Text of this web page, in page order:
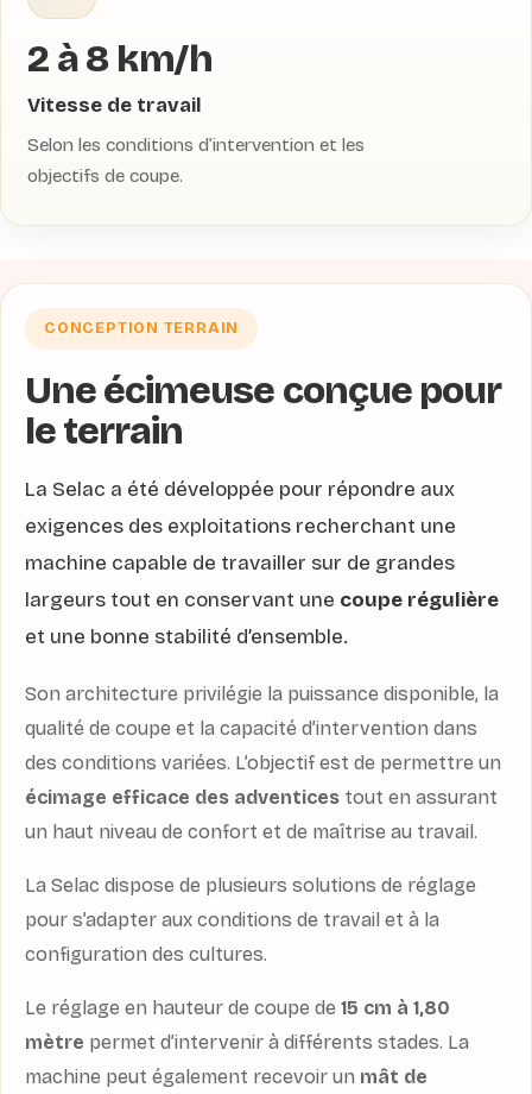
2 à 8 km/h
Vitesse de travail
Selon les conditions d’intervention et les
objectifs de coupe.
CONCEPTION TERRAIN
Une écimeuse conçue pour
le terrain
La Selac a été développée pour répondre aux
exigences des exploitations recherchant une
machine capable de travailler sur de grandes
largeurs tout en conservant une coupe régulière
et une bonne stabilité d’ensemble.
Son architecture privilégie la puissance disponible, la
qualité de coupe et la capacité d’intervention dans
des conditions variées. L’objectif est de permettre un
écimage efficace des adventices tout en assurant
un haut niveau de confort et de maîtrise au travail.
La Selac dispose de plusieurs solutions de réglage
pour s’adapter aux conditions de travail et à la
configuration des cultures.
Le réglage en hauteur de coupe de 15 cm à 1,80
mètre permet d’intervenir à différents stades. La
machine peut également recevoir un mât de